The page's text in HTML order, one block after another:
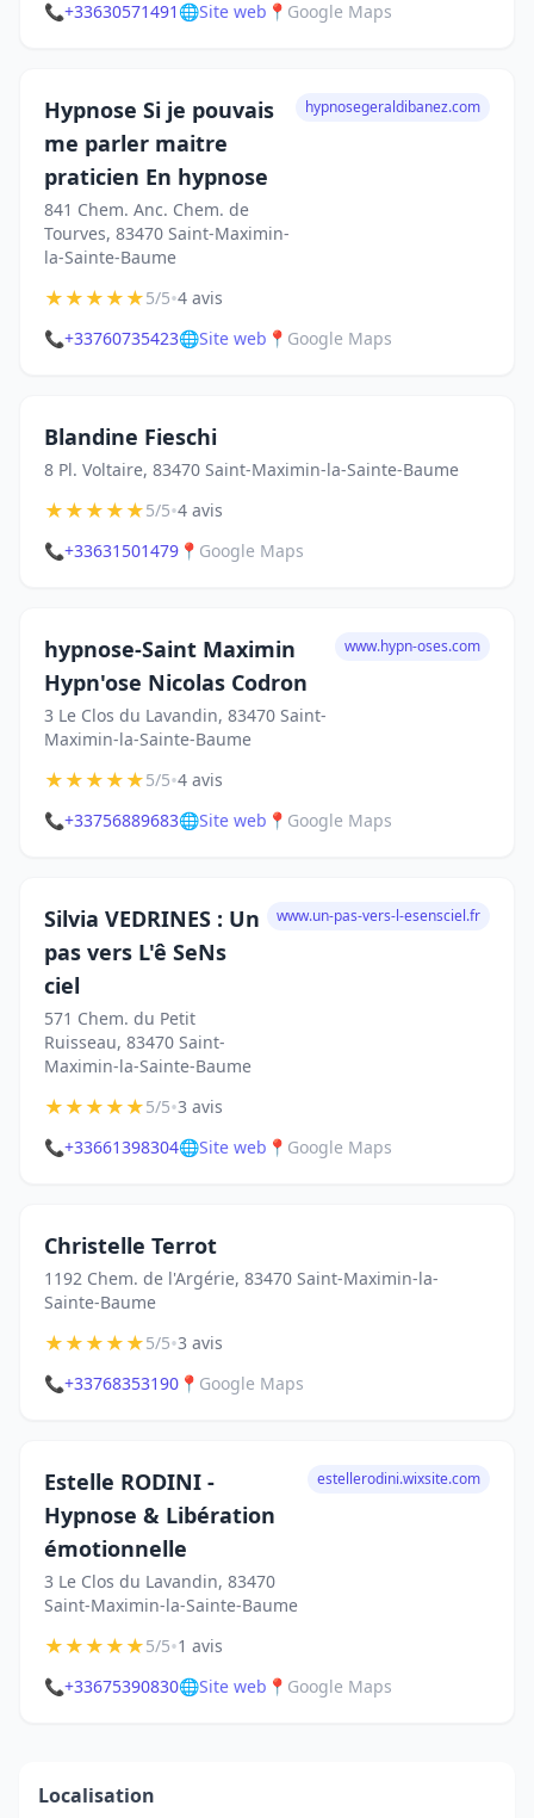
📞+33630571491 🌐Site web 📍 Google Maps
Hypnose Si je pouvais
me parler maitre
praticien En hypnose
841 Chem. Anc. Chem. de
Tourves, 83470 Saint-Maximin-
la-Sainte-Baume
hypnosegeraldibanez.com
★★★★★5/5•4 avis
📞+33760735423🌐Site web 📍 Google Maps
Blandine Fieschi
8 Pl. Voltaire, 83470 Saint-Maximin-la-Sainte-Baume
★★★★★5/5•4 avis
📞+33631501479 📍 Google Maps
hypnose-Saint Maximin
Hypn'ose Nicolas Codron
3 Le Clos du Lavandin, 83470 Saint-
Maximin-la-Sainte-Baume
www.hypn-oses.com
★★★★★5/5•4 avis
📞+33756889683🌐Site web 📍 Google Maps
Silvia VEDRINES : Un
pas vers L'ê SeNs
ciel
571 Chem. du Petit
Ruisseau, 83470 Saint-
Maximin-la-Sainte-Baume
www.un-pas-vers-l-esensciel.fr
★★★★★5/5•3 avis
📞+33661398304🌐Site web 📍 Google Maps
Christelle Terrot
1192 Chem. de l'Argérie, 83470 Saint-Maximin-la-
Sainte-Baume
★★★★★5/5•3 avis
📞+33768353190 📍 Google Maps
Estelle RODINI -
Hypnose & Libération
émotionnelle
3 Le Clos du Lavandin, 83470
Saint-Maximin-la-Sainte-Baume
estellerodini.wixsite.com
★★★★★5/5•1 avis
📞+33675390830🌐Site web 📍 Google Maps
Localisation